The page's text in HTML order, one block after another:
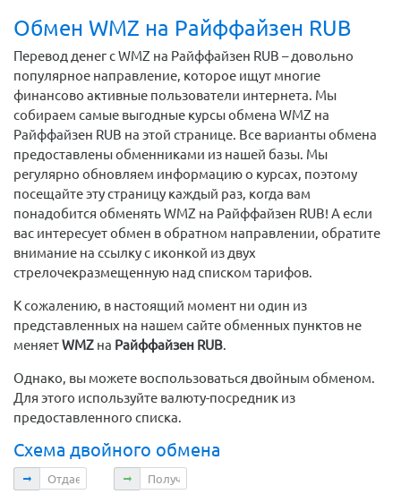
Обмен WMZ на Райффайзен RUB
Перевод денег с WMZ на Райффайзен RUB – довольно
популярное направление, которое ищут многие
финансово активные пользователи интернета. Мы
собираем самые выгодные курсы обмена WMZ на
Райффайзен RUB на этой странице. Все варианты обмена
предоставлены обменниками из нашей базы. Мы
регулярно обновляем информацию о курсах, поэтому
посещайте эту страницу каждый раз, когда вам
понадобится обменять WMZ на Райффайзен RUB! А если
вас интересует обмен в обратном направлении, обратите
внимание на ссылку с иконкой из двух
стрелочекразмещенную над списком тарифов.
К сожалению, в настоящий момент ни один из
представленных на нашем сайте обменных пунктов не
меняетWMZ на Райффайзен RUB.
Однако, вы можете воспользоваться двойным обменом.
Для этого используйте валюту-посредник из
предоставленного списка.
Схема двойного обмена
Отдаете Получаете